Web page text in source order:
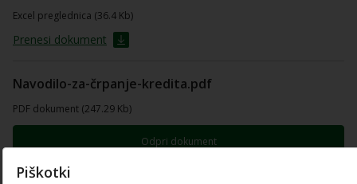
Excel preglednica (36.4 Kb)
Prenesi dokument
Navodilo-za-črpanje-kredita.pdf
PDF dokument (247.29 Kb)
Odpri dokument
Prenesi dokument
Piškotki